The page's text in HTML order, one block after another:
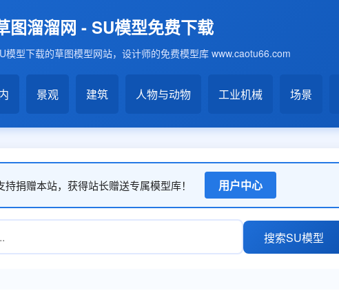
图溜溜网 - SU模型免费下载
模型下载的草图模型网站，设计师的免费模型库 www.caotu66.com
景观 建筑 人物与动物 工业机械 场景
捐赠本站，获得站长赠送专属模型库！ 用户中心
搜索SU模型